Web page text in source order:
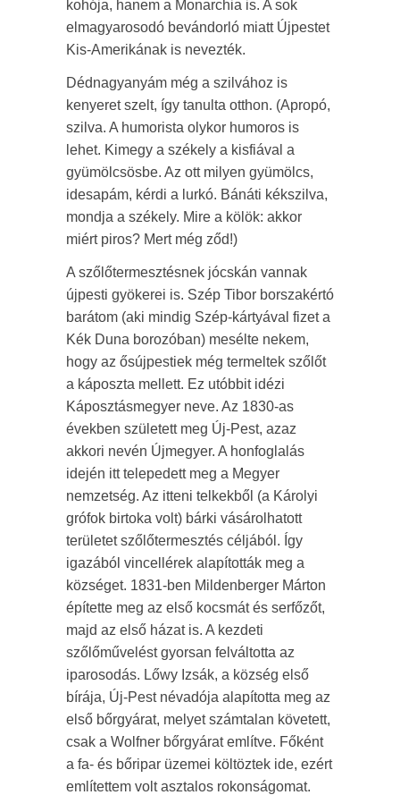
kohója, hanem a Monarchia is. A sok
elmagyarosodó bevándorló miatt Újpestet
Kis-Amerikának is nevezték.
Dédnagyanyám még a szilvához is
kenyeret szelt, így tanulta otthon. (Apropó,
szilva. A humorista olykor humoros is
lehet. Kimegy a székely a kisfiával a
gyümölcsösbe. Az ott milyen gyümölcs,
idesapám, kérdi a lurkó. Bánáti kékszilva,
mondja a székely. Mire a kölök: akkor
miért piros? Mert még ződ!)
A szőlőtermesztésnek jócskán vannak
újpesti gyökerei is. Szép Tibor borszakértó
barátom (aki mindig Szép-kártyával fizet a
Kék Duna borozóban) mesélte nekem,
hogy az ősújpestiek még termeltek szőlőt
a káposzta mellett. Ez utóbbit idézi
Káposztásmegyer neve. Az 1830-as
években született meg Új-Pest, azaz
akkori nevén Újmegyer. A honfoglalás
idején itt telepedett meg a Megyer
nemzetség. Az itteni telkekből (a Károlyi
grófok birtoka volt) bárki vásárolhatott
területet szőlőtermesztés céljából. Így
igazából vincellérek alapították meg a
községet. 1831-ben Mildenberger Márton
építette meg az első kocsmát és serfőzőt,
majd az első házat is. A kezdeti
szőlőművelést gyorsan felváltotta az
iparosodás. Lőwy Izsák, a község első
bírája, Új-Pest névadója alapította meg az
első bőrgyárat, melyet számtalan követett,
csak a Wolfner bőrgyárat említve. Főként
a fa- és bőripar üzemei költöztek ide, ezért
említettem volt asztalos rokonságomat.